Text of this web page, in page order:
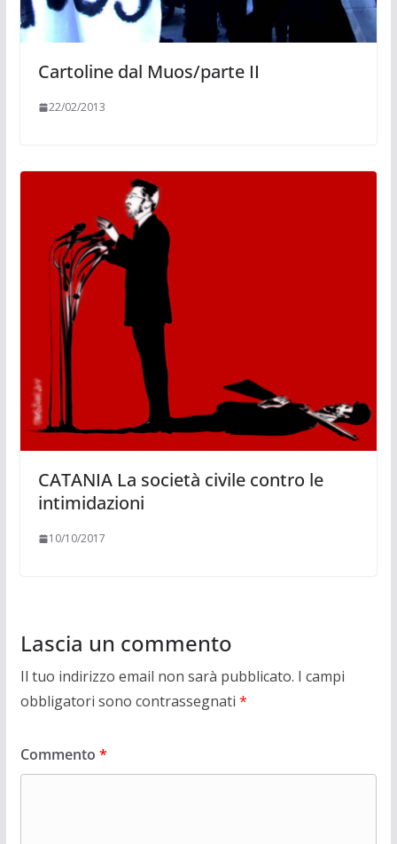
Cartoline dal Muos/parte II
22/02/2013
CATANIA La società civile contro le
intimidazioni
10/10/2017
Lascia un commento
Il tuo indirizzo email non sarà pubblicato. I campi
obbligatori sono contrassegnati *
Commento *